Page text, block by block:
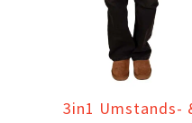
3in1 Umstands-